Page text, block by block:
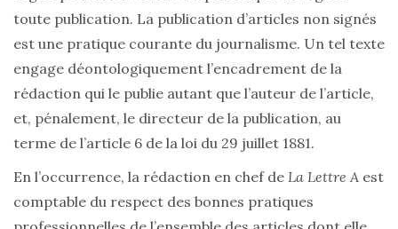
toute publication. La publication d’articles non signés
est une pratique courante du journalisme. Un tel texte
engage déontologiquement l’encadrement de la
rédaction qui le publie autant que l’auteur de l’article,
et, pénalement, le directeur de la publication, au
terme de l’article 6 de la loi du 29 juillet 1881.
En l’occurrence, la rédaction en chef de La Lettre A est
comptable du respect des bonnes pratiques